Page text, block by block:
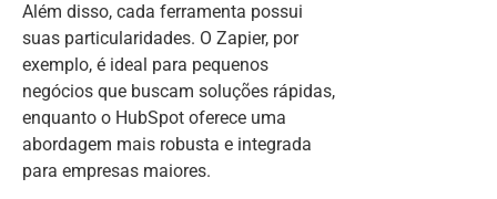
Além disso, cada ferramenta possui
suas particularidades. O Zapier, por
exemplo, é ideal para pequenos
negócios que buscam soluções rápidas,
enquanto o HubSpot oferece uma
abordagem mais robusta e integrada
para empresas maiores.